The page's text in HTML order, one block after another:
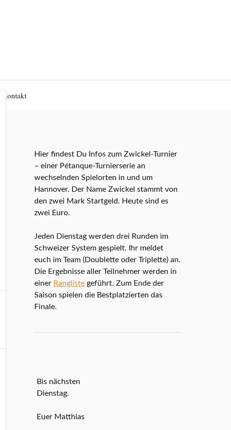
Kontakt
Hier findest Du Infos zum Zwickel-Turnier
– einer Pétanque-Turnierserie an
wechselnden Spielorten in und um
Hannover. Der Name Zwickel stammt von
den zwei Mark Startgeld. Heute sind es
zwei Euro.
Jeden Dienstag werden drei Runden im
Schweizer System gespielt. Ihr meldet
euch im Team (Doublette oder Triplette) an.
Die Ergebnisse aller Teilnehmer werden in
einer Rangliste geführt. Zum Ende der
Saison spielen die Bestplatzierten das
Finale.
Bis nächsten
Dienstag.
Euer Matthias